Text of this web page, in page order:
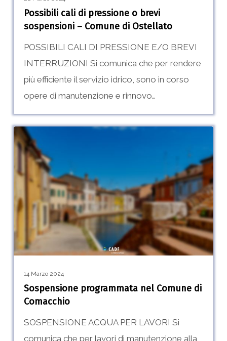
Possibili cali di pressione o brevi
sospensioni – Comune di Ostellato
POSSIBILI CALI DI PRESSIONE E/O BREVI
INTERRUZIONI Si comunica che per rendere
più efficiente il servizio idrico, sono in corso
opere di manutenzione e rinnovo…
Sospensione
programmata
Comune
di
Comacchio
14 Marzo 2024
Sospensione programmata nel Comune di
Comacchio
SOSPENSIONE ACQUA PER LAVORI Si
comunica che per lavori di manutenzione alla
0